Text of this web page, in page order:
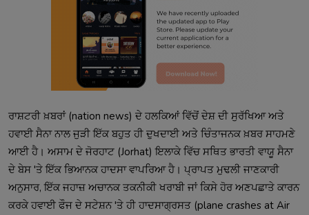
ਰਾਸ਼ਟਰੀ ਖ਼ਬਰਾਂ (nation news) ਦੇ ਹਲਕਿਆਂ ਵਿੱਚੋਂ ਦੇਸ਼ ਦੀ ਸੁਰੱਖਿਆ ਅਤੇ
ਹਵਾਈ ਸੈਨਾ ਨਾਲ ਜੁੜੀ ਇੱਕ ਬਹੁਤ ਹੀ ਦੁਖਦਾਈ ਅਤੇ ਚਿੰਤਾਜਨਕ ਖ਼ਬਰ ਸਾਹਮਣੇ
ਆਈ ਹੈ। ਅਸਾਮ ਦੇ ਜੋਰਹਾਟ (Jorhat) ਇਲਾਕੇ ਵਿੱਚ ਸਥਿਤ ਭਾਰਤੀ ਵਾਯੂ ਸੈਨਾ
ਦੇ ਬੇਸ 'ਤੇ ਇੱਕ ਭਿਆਨਕ ਹਾਦਸਾ ਵਾਪਰਿਆ ਹੈ। ਪ੍ਰਾਪਤ ਮੁਢਲੀ ਜਾਣਕਾਰੀ
ਅਨੁਸਾਰ, ਇੱਕ ਜਹਾਜ਼ ਅਚਾਨਕ ਤਕਨੀਕੀ ਖਰਾਬੀ ਜਾਂ ਕਿਸੇ ਹੋਰ ਅਣਪਛਾਤੇ ਕਾਰਨ
ਕਰਕੇ ਹਵਾਈ ਫੌਜ ਦੇ ਸਟੇਸ਼ਨ 'ਤੇ ਹੀ ਹਾਦਸਾਗ੍ਰਸਤ (plane crashes at Air